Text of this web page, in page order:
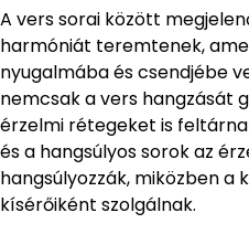
A vers sorai között
harmóniát teremtenek,
nyugalmába és csendjébe
nemcsak a vers hangzását
érzelmi rétegeket is
és a hangsúlyos sorok az
hangsúlyozzák, miközben a
kísérőiként szolgálnak.